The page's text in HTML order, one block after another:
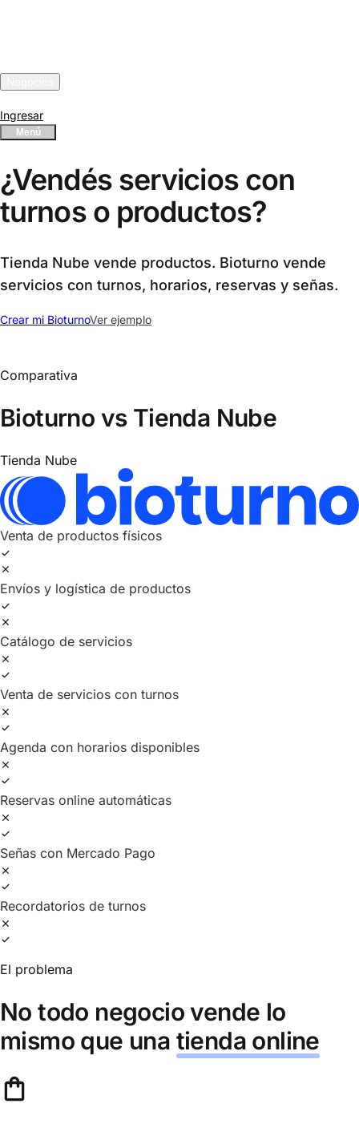
Ingresar
Menú
¿Vendés servicios con
turnos o productos?
Tienda Nube vende productos. Bioturno vende
servicios con turnos, horarios, reservas y señas.
Crear mi BioturnoVer ejemplo
Comparativa
Bioturno vs Tienda Nube
Tienda Nube
Venta de productos físicos
Envíos y logística de productos
Catálogo de servicios
Venta de servicios con turnos
Agenda con horarios disponibles
Reservas online automáticas
Señas con Mercado Pago
Recordatorios de turnos
El problema
No todo negocio vende lo
mismo que una tienda online